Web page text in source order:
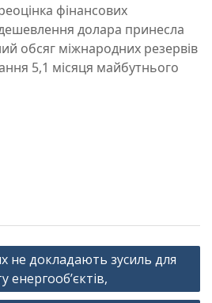
фінансових
долара принесла
обсяг міжнародних резервів
5,1 місяця майбутнього
не докладають зусиль для
енергооб’єктів,